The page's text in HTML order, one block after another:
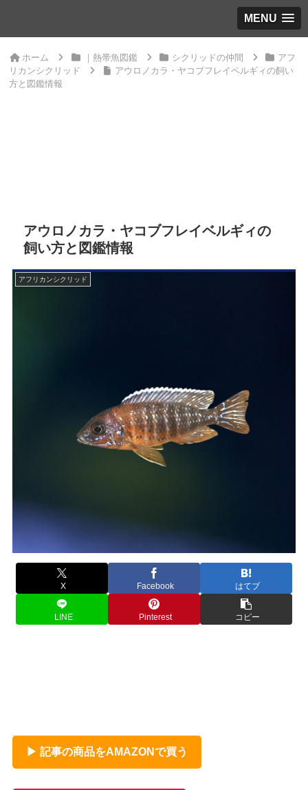
MENU
ホーム ｜熱帯魚図鑑 シクリッドの仲間
アフ
リカンシクリッド
アウロノカラ・ヤコブフレイベルギィの飼い
方と図鑑情報
アウロノカラ・ヤコブフレイベルギィの
飼い方と図鑑情報
アフリカンシクリッド
X Facebook はてブ
LINE Pinterest コピー
▶ 記事の商品をAMAZONで買う